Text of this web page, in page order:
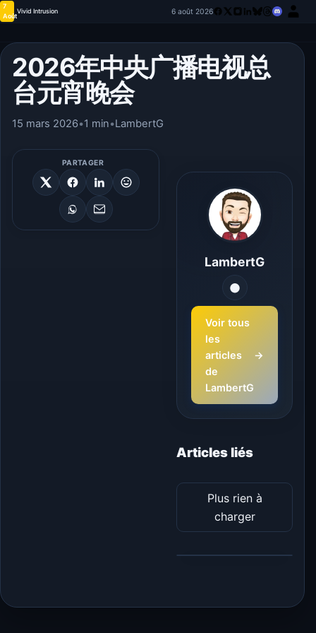
7
Août
Vivid Intrusion 6 août 2026
2026年中央广播电视总
台元宵晚会
15 mars 2026•1 min•LambertG
PARTAGER
LambertG
Voir tous
les
articles
de
LambertG
→
Articles liés
Plus rien à
charger